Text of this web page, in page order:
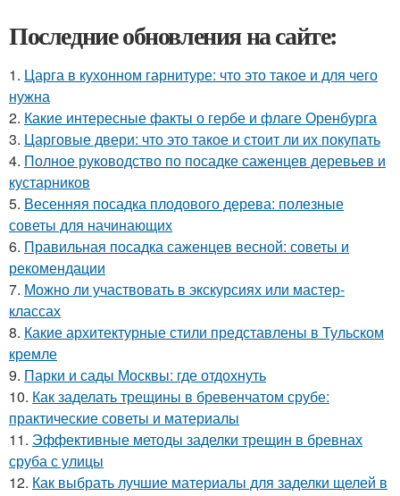
Последние обновления на сайте:
1. Царга в кухонном гарнитуре: что это такое и для чего
нужна
2. Какие интересные факты о гербе и флаге Оренбурга
3. Царговые двери: что это такое и стоит ли их покупать
4. Полное руководство по посадке саженцев деревьев и
кустарников
5. Весенняя посадка плодового дерева: полезные
советы для начинающих
6. Правильная посадка саженцев весной: советы и
рекомендации
7. Можно ли участвовать в экскурсиях или мастер-
классах
8. Какие архитектурные стили представлены в Тульском
кремле
9. Парки и сады Москвы: где отдохнуть
10. Как заделать трещины в бревенчатом срубе:
практические советы и материалы
11. Эффективные методы заделки трещин в бревнах
сруба с улицы
12. Как выбрать лучшие материалы для заделки щелей в